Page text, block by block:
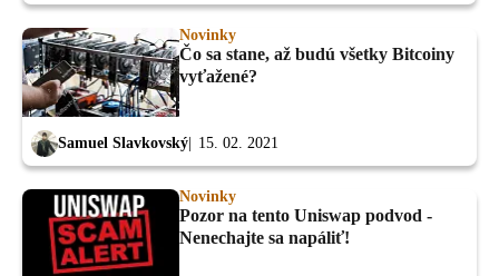
Novinky
Čo sa stane, až budú všetky Bitcoiny
vyťažené?
Samuel Slavkovský 15. 02. 2021
Novinky
Pozor na tento Uniswap podvod -
Nenechajte sa napáliť!